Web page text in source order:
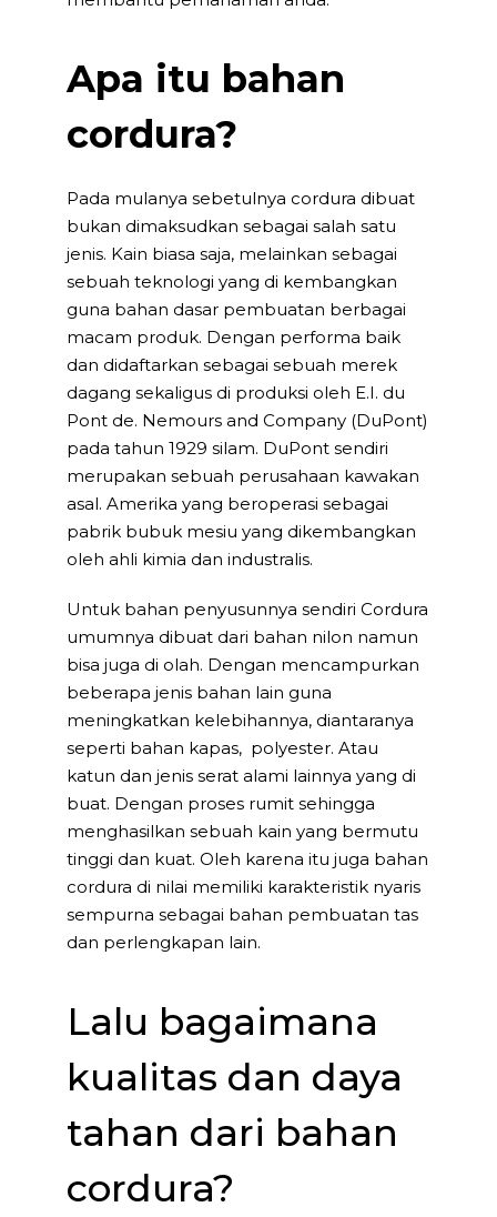
Apa itu bahan
cordura?
Pada mulanya sebetulnya cordura dibuat
bukan dimaksudkan sebagai salah satu
jenis. Kain biasa saja, melainkan sebagai
sebuah teknologi yang di kembangkan
guna bahan dasar pembuatan berbagai
macam produk. Dengan performa baik
dan didaftarkan sebagai sebuah merek
dagang sekaligus di produksi oleh E.I. du
Pont de. Nemours and Company (DuPont)
pada tahun 1929 silam. DuPont sendiri
merupakan sebuah perusahaan kawakan
asal. Amerika yang beroperasi sebagai
pabrik bubuk mesiu yang dikembangkan
oleh ahli kimia dan industralis.
Untuk bahan penyusunnya sendiri Cordura
umumnya dibuat dari bahan nilon namun
bisa juga di olah. Dengan mencampurkan
beberapa jenis bahan lain guna
meningkatkan kelebihannya, diantaranya
seperti bahan kapas, polyester. Atau
katun dan jenis serat alami lainnya yang di
buat. Dengan proses rumit sehingga
menghasilkan sebuah kain yang bermutu
tinggi dan kuat. Oleh karena itu juga bahan
cordura di nilai memiliki karakteristik nyaris
sempurna sebagai bahan pembuatan tas
dan perlengkapan lain.
Lalu bagaimana
kualitas dan daya
tahan dari bahan
cordura?